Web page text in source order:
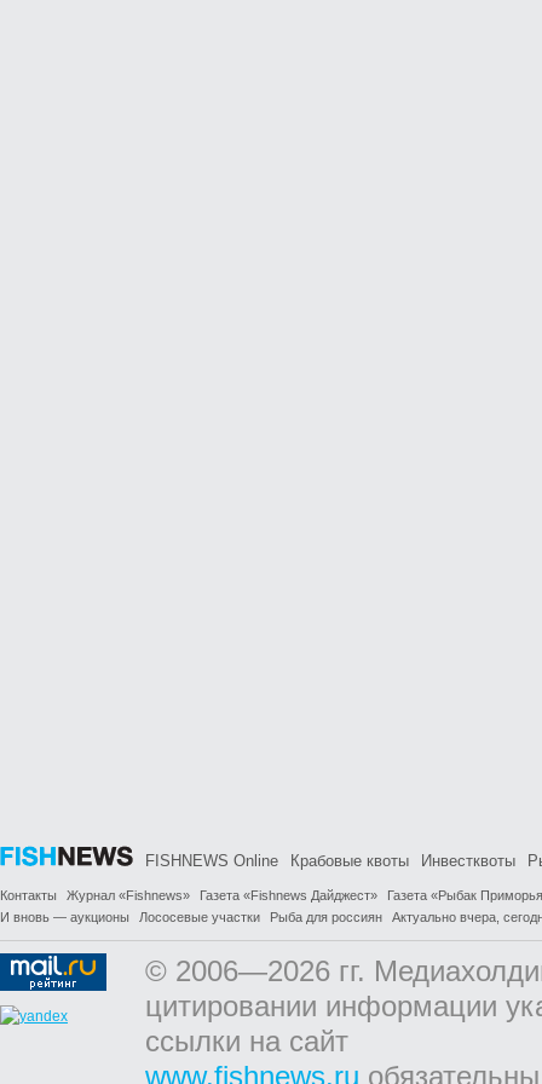
FISHNEWS Online Крабовые квоты Инвестквоты
Контакты Журнал «Fishnews» Газета «Fishnews Дайджест»
Газета «Рыбак
И вновь — аукционы
Лососевые участки Рыба для россиян Актуально вчера,
© 2006—2026 гг.
цитировании информации
ссылки на сайт
www.fishnews.ru